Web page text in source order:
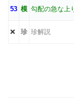
53 模 勾配の急な上
❌ 珍 珍解説